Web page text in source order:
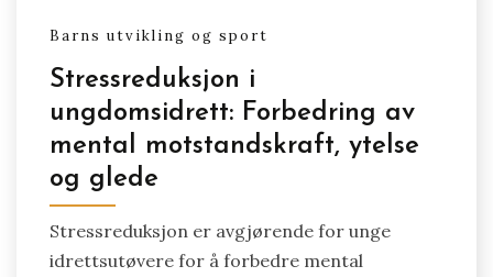
Barns utvikling og sport
Stressreduksjon i
ungdomsidrett: Forbedring av
mental motstandskraft, ytelse
og glede
Stressreduksjon er avgjørende for unge
idrettsutøvere for å forbedre mental